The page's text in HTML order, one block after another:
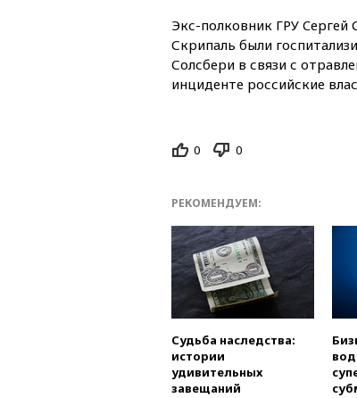
Экс-полковник ГРУ
Скрипаль были
Солсбери в связи с
инциденте российские
0 0
РЕКОМЕНДУЕМ:
Судьба наследства:
истории
удивительных
завещаний